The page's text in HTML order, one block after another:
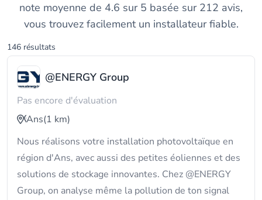
note moyenne de 4.6 sur 5 basée sur 212 avis,
vous trouvez facilement un installateur fiable.
146 résultats
@ENERGY Group
Pas encore d'évaluation
Ans(1 km)
Nous réalisons votre installation photovoltaïque en
région d'Ans, avec aussi des petites éoliennes et des
solutions de stockage innovantes. Chez @ENERGY
Group, on analyse même la pollution de ton signal